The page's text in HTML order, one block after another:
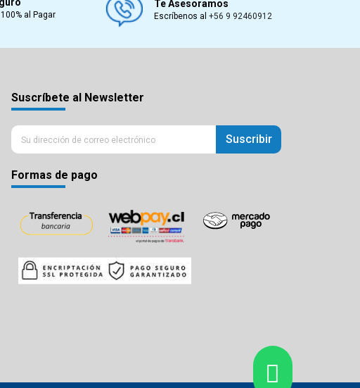
al Pagar
Te Asesoramos
Escríbenos al+56 9 92460912
Suscríbete al Newsletter
Suscribir
Formas de pago